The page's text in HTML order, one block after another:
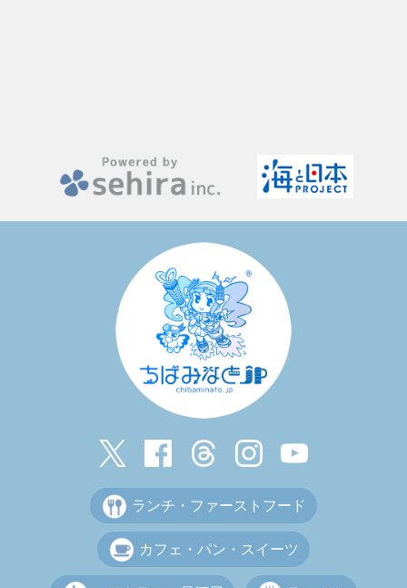
ランチ・ファーストフード
カフェ・パン・スイーツ